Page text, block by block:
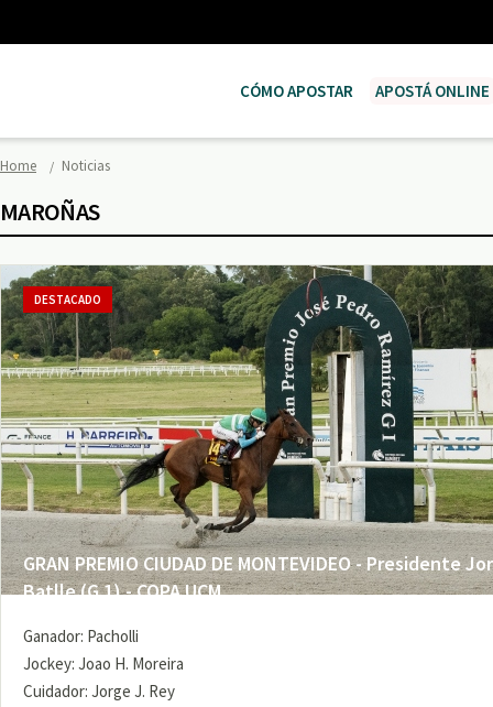
CÓMO APOSTAR APOSTÁ ONLINE
Home Noticias
MAROÑAS
GRAN PREMIO CIUDAD DE MONTEVIDEO - Presidente
Batlle (G 1) - COPA UCM
DESTACADO
Ganador: Pacholli
Jockey: Joao H. Moreira
Cuidador: Jorge J. Rey